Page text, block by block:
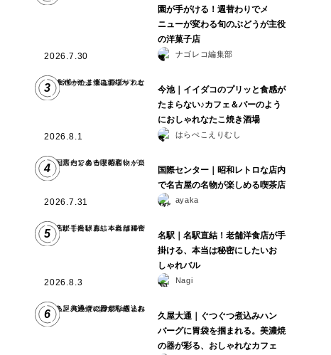
2026.7.30
園が手がける！週替わりでメ
ニューが変わる旬のぶどうが主役
の洋菓子店
ナゴレコ編集部
3
2026.8.1
今池｜イイダコのプリッと食感が
たまらない♪カフェ＆バーのよう
におしゃれなたこ焼き酒場
はらぺこえりむし
4
2026.7.31
国際センター｜昭和レトロな店内
で名古屋の名物が楽しめる喫茶店
ayaka
5
2026.8.3
名駅｜名駅直結！老舗洋食店が手
掛ける、本当は秘密にしたいお
しゃれバル
Nagi
6
久屋大通｜ぐつぐつ煮込みハン
バーグに胃袋を掴まれる。美濃焼
の器が彩る、おしゃれなカフェ